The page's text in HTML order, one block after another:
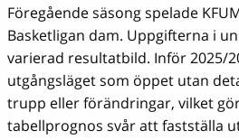
Föregående säsong spelade
Basketligan dam. Uppgifterna i
varierad resultatbild. Inför 2025/
utgångsläget som öppet utan
trupp eller förändringar, vilket
tabellprognos svår att fastställa